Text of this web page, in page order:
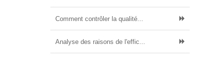
Comment contrôler la qualité...
Analyse des raisons de l'effic...